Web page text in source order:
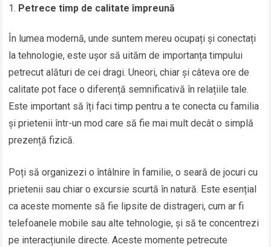
Petrece timp de calitate împreună
În lumea modernă, unde suntem mereu ocupați și conectați
la tehnologie, este ușor să uităm de importanța timpului
petrecut alături de cei dragi. Uneori, chiar și câteva ore de
calitate pot face o diferență semnificativă în relațiile tale.
Este important să îți faci timp pentru a te conecta cu familia
și prietenii într-un mod care să fie mai mult decât o simplă
prezență fizică.
Poți să organizezi o întâlnire în familie, o seară de jocuri cu
prietenii sau chiar o excursie scurtă în natură. Este esențial
ca aceste momente să fie lipsite de distrageri, cum ar fi
telefoanele mobile sau alte tehnologie, și să te concentrezi
pe interacțiunile directe. Aceste momente petrecute